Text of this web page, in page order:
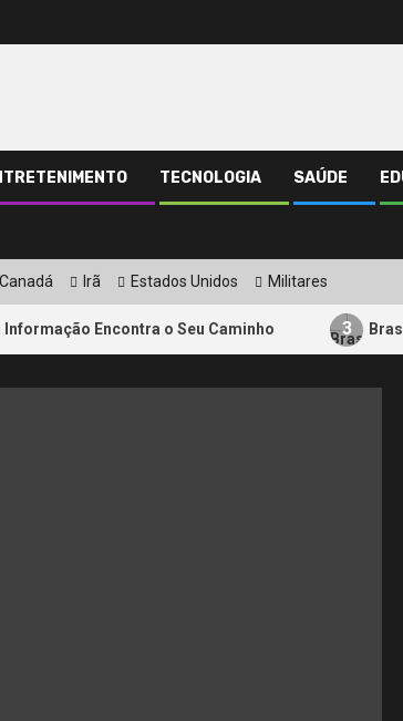
TECNOLOGIA SAÚDE
Irã Estados Unidos Militares
Encontra o Seu Caminho 3 Brasil